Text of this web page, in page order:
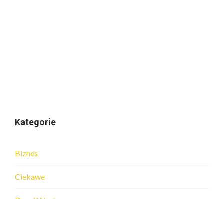
Kategorie
Biznes
Ciekawe